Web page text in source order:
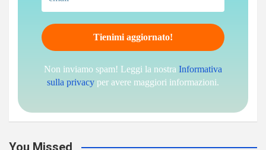
Non inviamo spam! Leggi la nostra Informativa
sulla privacy per avere maggiori informazioni.
You Missed